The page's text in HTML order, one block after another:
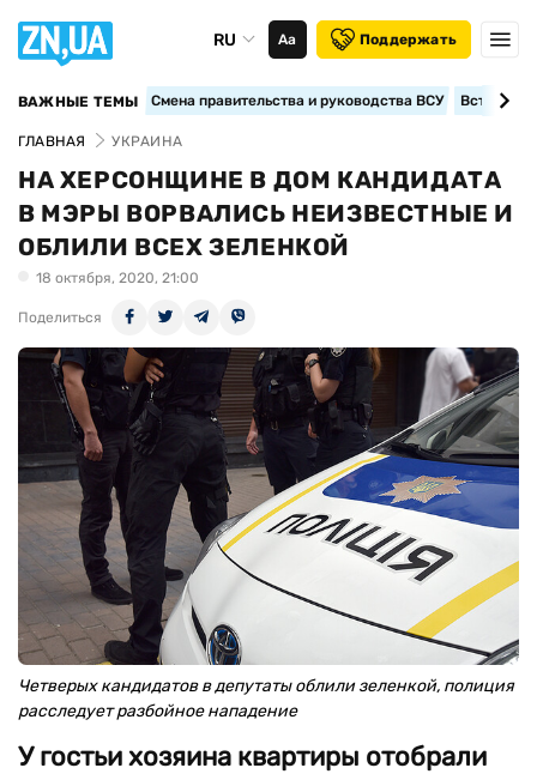
RU Аа Поддержать
ВАЖНЫЕ ТЕМЫ Смена правительства и руководства ВСУ
ГЛАВНАЯ УКРАИНА
НА ХЕРСОНЩИНЕ В ДОМ КАНДИДАТА
В МЭРЫ ВОРВАЛИСЬ НЕИЗВЕСТНЫЕ И
ОБЛИЛИ ВСЕХ ЗЕЛЕНКОЙ
18 октября, 2020, 21:00
Поделиться
Четверых кандидатов в депутаты облили зеленкой, полиция
расследует разбойное нападение
У гостьи хозяина квартиры отобрали